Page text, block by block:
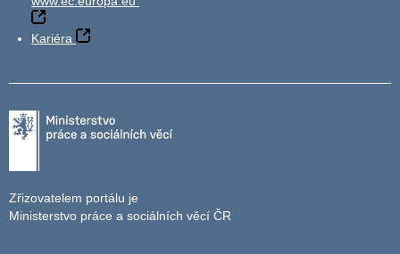
Kariéra
Zřizovatelem portálu je
Ministerstvo práce a sociálních věcí ČR